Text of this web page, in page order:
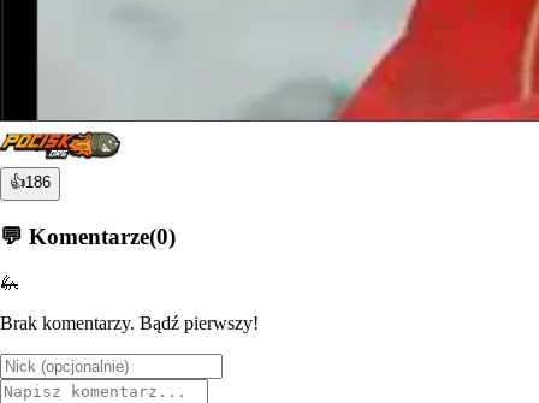
👍186
💬 Komentarze(0)
🦗
Brak komentarzy. Bądź pierwszy!